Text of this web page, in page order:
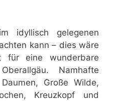
idyllisch gelegenen
kann – dies wäre
für eine wunderbare
Namhafte
Große Wilde,
Kreuzkopf und